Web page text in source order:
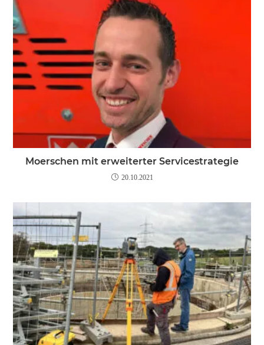
Moerschen mit erweiterter Servicestrategie
20.10.2021